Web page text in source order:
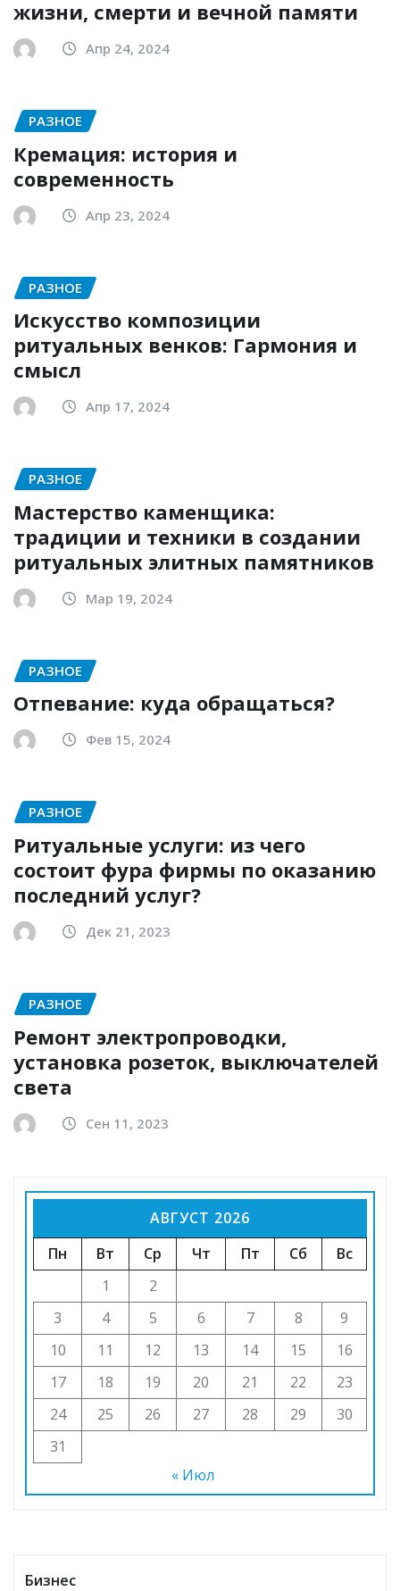
жизни, смерти и вечной памяти
Апр 24, 2024
РАЗНОЕ
Кремация: история и
современность
Апр 23, 2024
РАЗНОЕ
Искусство композиции
ритуальных венков: Гармония и
смысл
Апр 17, 2024
РАЗНОЕ
Мастерство каменщика:
традиции и техники в создании
ритуальных элитных памятников
Мар 19, 2024
РАЗНОЕ
Отпевание: куда обращаться?
Фев 15, 2024
РАЗНОЕ
Ритуальные услуги: из чего
состоит фура фирмы по оказанию
последний услуг?
Дек 21, 2023
РАЗНОЕ
Ремонт электропроводки,
установка розеток, выключателей
света
Сен 11, 2023
АВГУСТ 2026
Пн
Вт Ср Чт Пт Сб
Вс
1
2
3
4 5 6 7 8
9
10
11 12 13 14 15
16
17
18 19 20 21 22
23
24
25 26 27 28 29
30
31
« Июл
Бизнес